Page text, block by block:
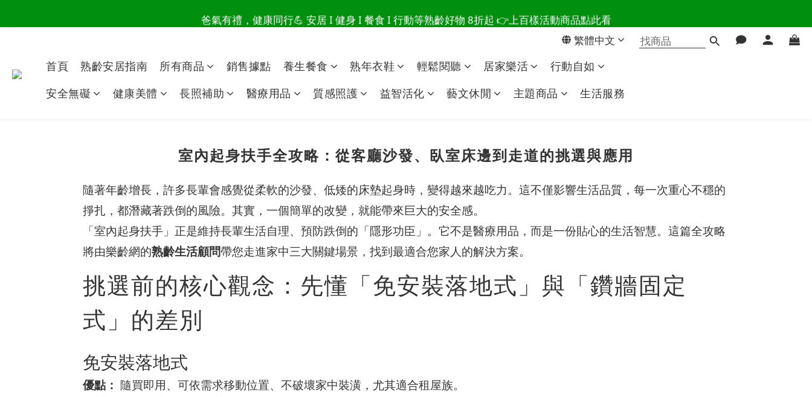
讀懂爸爸總說「不用買」的堅強 👉 3大生活貼心巧思，找回他的生活主導權
爸氣有禮，健康同行💪 安居 I 健身 I 餐食 I 行動等熟齡好物 8折起 👉上百樣活動商品點此看
讀懂爸爸總說「不用買」的堅強 👉 3大生活貼心巧思，找回他的生活主導權繁體中文
首頁 熟齡安居指南 所有商品 銷售據點 養生餐食 熟年衣鞋 輕鬆閱聽 居家樂活
行動自如
安全無礙
健康美體 長照補助 醫療用品 質感照護 益智活化 藝文休閒 主題商品 生活服務
室內起身扶手全攻略：從客廳沙發、臥室床邊到走道的挑選與應用
隨著年齡增長，許多長輩會感覺從柔軟的沙發、低矮的床墊起身時，變得越來越吃力。這不僅影響生活品質，每一次重心不穩的
掙扎，都潛藏著跌倒的風險。其實，一個簡單的改變，就能帶來巨大的安全感。
「室內起身扶手」正是維持長輩生活自理、預防跌倒的「隱形功臣」。它不是醫療用品，而是一份貼心的生活智慧。這篇全攻略
將由樂齡網的熟齡生活顧問帶您走進家中三大關鍵場景，找到最適合您家人的解決方案。
挑選前的核心觀念：先懂「免安裝落地式」與「鑽牆固定
式」的差別
免安裝落地式
優點： 隨買即用、可依需求移動位置、不破壞家中裝潢，尤其適合租屋族。